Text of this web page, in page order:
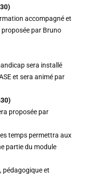
accompagné et
par Bruno
sera installé
et sera animé par
proposée par
temps permettra aux
partie du module
pédagogique et